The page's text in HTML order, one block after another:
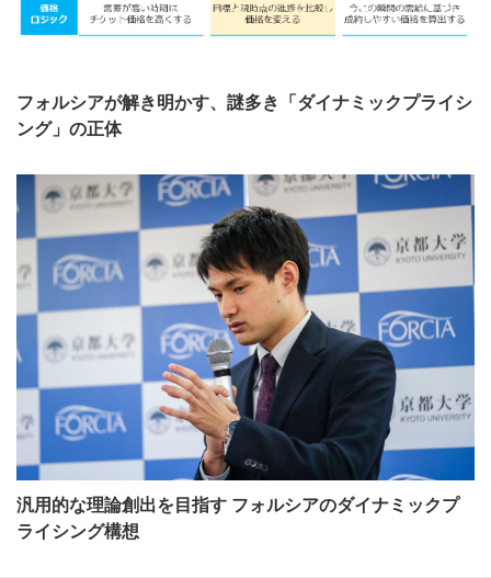
フォルシアが解き明かす、謎多き「ダイナミックプライシ
ング」の正体
汎用的な理論創出を目指す フォルシアのダイナミックプ
ライシング構想